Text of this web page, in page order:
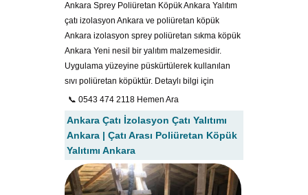
Ankara Sprey Poliüretan Köpük Ankara Yalıtım
çatı izolasyon Ankara ve poliüretan köpük
Ankara izolasyon sprey poliüretan sıkma köpük
Ankara Yeni nesil bir yalıtım malzemesidir.
Uygulama yüzeyine püskürtülerek kullanılan
sıvı poliüretan köpüktür. Detaylı bilgi için
📞 0543 474 2118 Hemen Ara
Ankara Çatı İzolasyon Çatı Yalıtımı
Ankara | Çatı Arası Poliüretan Köpük
Yalıtımı Ankara